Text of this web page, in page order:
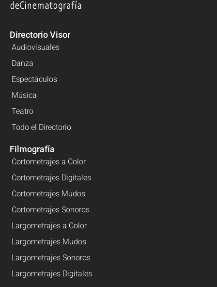
Directorio Visor
Audiovisuales
Danza
Espectáculos
Música
Teatro
Todo el Directorio
Filmografía
Cortometrajes a Color
Cortometrajes Digitales
Cortometrajes Mudos
Cortometrajes Sonoros
Largometrajes a Color
Largometrajes Mudos
Largometrajes Sonoros
Largometrajes Digitales